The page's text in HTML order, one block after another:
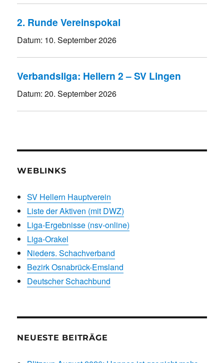
2. Runde Vereinspokal
Datum: 10. September 2026
Verbandsliga: Hellern 2 – SV Lingen
Datum:20. September 2026
WEBLINKS
SV Hellern Hauptverein
Liste der Aktiven (mit DWZ)
Liga-Ergebnisse (nsv-online)
Liga-Orakel
Nieders. Schachverband
Bezirk Osnabrück-Emsland
Deutscher Schachbund
NEUESTE BEITRÄGE